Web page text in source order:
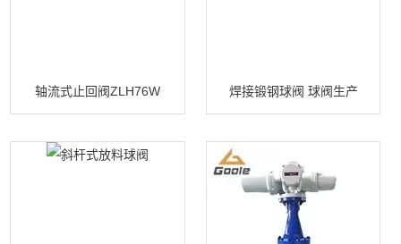
轴流式止回阀ZLH76W 焊接锻钢球阀 球阀生产